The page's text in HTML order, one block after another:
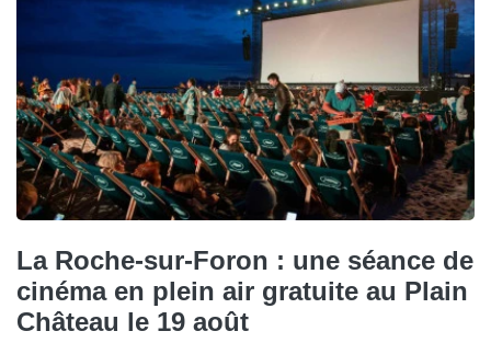
La Roche-sur-Foron : une séance de
cinéma en plein air gratuite au Plain
Château le 19 août